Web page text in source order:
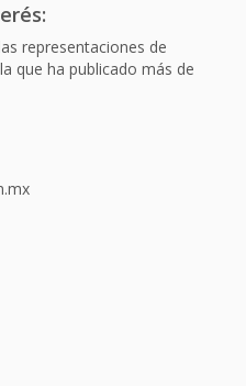
representaciones de
que ha publicado más de